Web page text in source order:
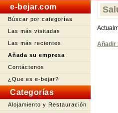
e-bejar.com
Búscar por categorías
Las más visitadas
Las más recientes
Añada su empresa
Contáctenos
¿Que es e-bejar?
Categorías
Alojamiento y Restauración
Añadir